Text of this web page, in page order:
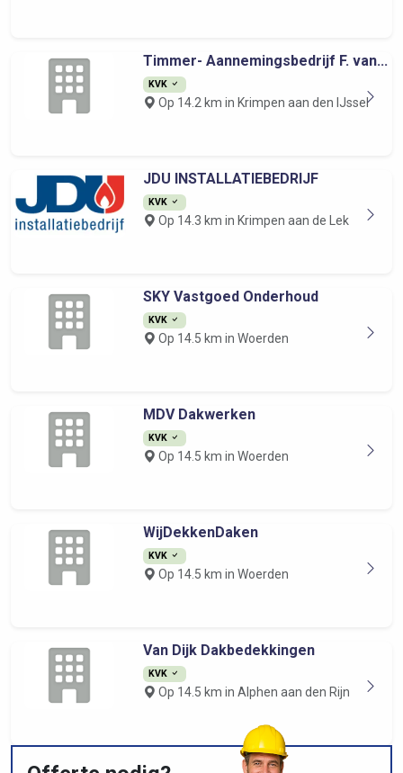
Timmer- Aannemingsbedrijf F. van...
KVK
Op 14.2 km in Krimpen aan den IJssel
JDU INSTALLATIEBEDRIJF
KVK
Op 14.3 km in Krimpen aan de Lek
SKY Vastgoed Onderhoud
KVK
Op 14.5 km in Woerden
MDV Dakwerken
KVK
Op 14.5 km in Woerden
WijDekkenDaken
KVK
Op 14.5 km in Woerden
Van Dijk Dakbedekkingen
KVK
Op 14.5 km in Alphen aan den Rijn